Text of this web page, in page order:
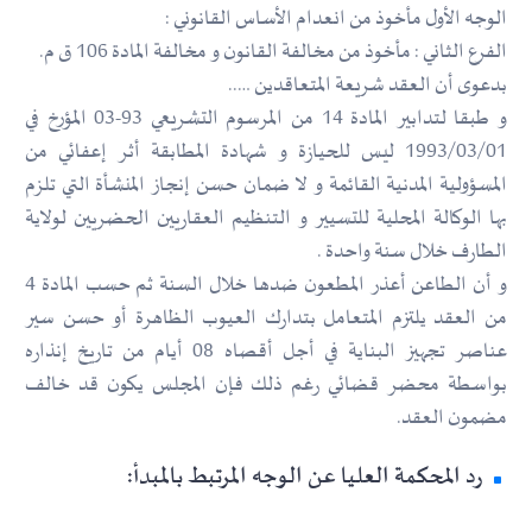
الوجه الأول مأخوذ من انعدام الأساس القانوني :
الفرع الثاني : مأخوذ من مخالفة القانون و مخالفة المادة 106 ق م.
بدعوى أن العقد شريعة المتعاقدين …..
و طبقا لتدابير المادة 14 من المرسوم التشريعي 93-03 المؤرخ في
1993/03/01 ليس للحيازة و شهادة المطابقة أثر إعفائي من
المسؤولية المدنية القائمة و لا ضمان حسن إنجاز المنشأة التي تلزم
بها الوكالة المحلية للتسيير و التنظيم العقاريين الحضريين لولاية
الطارف خلال سنة واحدة .
و أن الطاعن أعذر المطعون ضدها خلال السنة ثم حسب المادة 4
من العقد يلتزم المتعامل بتدارك العيوب الظاهرة أو حسن سير
عناصر تجهيز البناية في أجل أقصاه 08 أيام من تاريخ إنذاره
بواسطة محضر قضائي رغم ذلك فإن المجلس يكون قد خالف
مضمون العقد.
رد المحكمة العليا عن الوجه المرتبط بالمبدأ: